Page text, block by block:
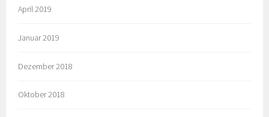
April 2019
Januar 2019
Dezember 2018
Oktober 2018